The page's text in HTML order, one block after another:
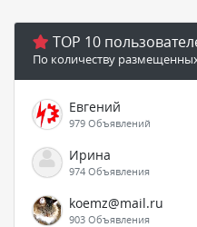
TOP 10
По количеству
Евгений
979 Объявлений
Ирина
974 Объявления
koemz@mail.ru
903 Объявления